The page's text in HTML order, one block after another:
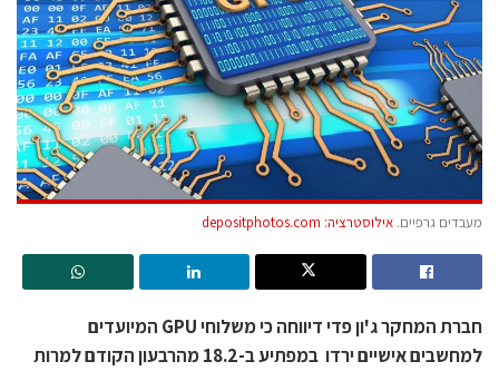
מעבדים גרפיים. אילוסטרציה: depositphotos.com
חברת המחקר ג'ון פדי דיווחה כי משלוחי GPU המיועדים
למחשבים אישיים ירדו במפתיע ב-18.2 מהרבעון הקודם למרות